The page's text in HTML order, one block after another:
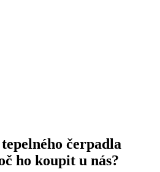
čerpadla
ho koupit u nás?